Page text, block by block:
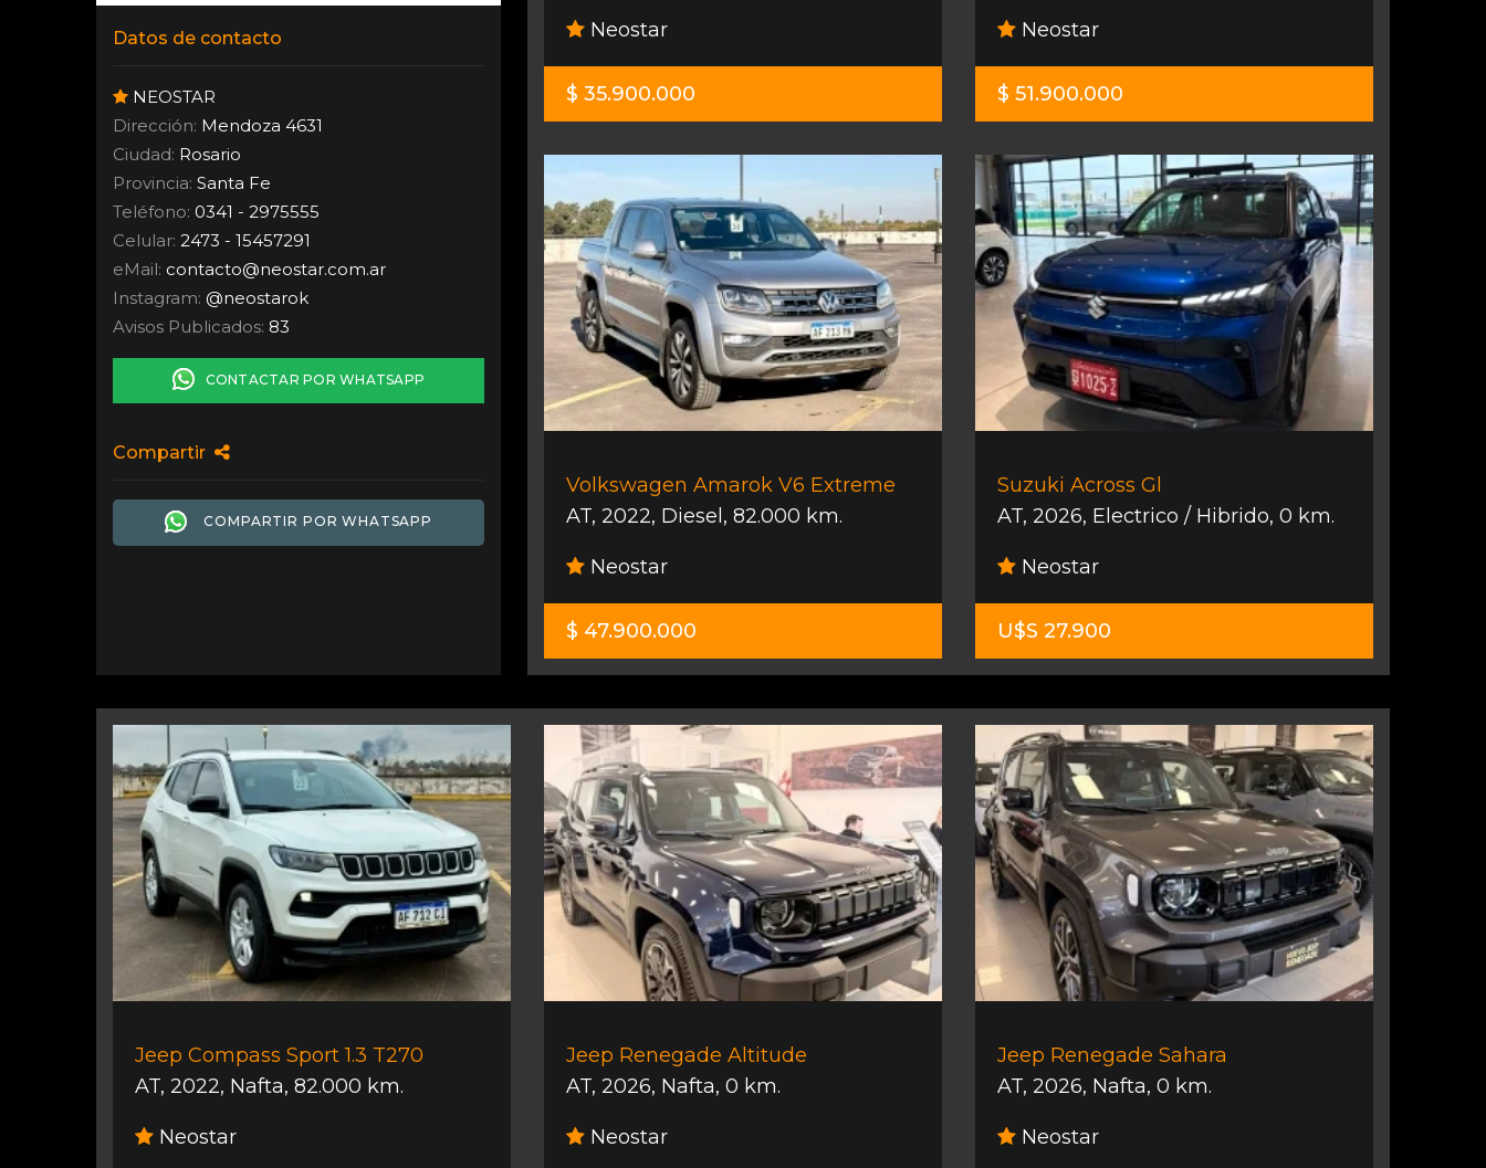
Datos de contacto
NEOSTAR
Dirección: Mendoza 4631
Ciudad: Rosario
Provincia: Santa Fe
Teléfono: 0341 - 2975555
Celular: 2473 - 15457291
eMail: contacto@neostar.com.ar
Instagram: @neostarok
Avisos Publicados: 83
CONTACTAR POR WHATSAPP
Compartir
COMPARTIR POR WHATSAPP
Neostar
$ 35.900.000
Neostar
$ 51.900.000
Volkswagen Amarok V6 Extreme
AT, 2022, Diesel , 82.000 km.
Neostar
$ 47.900.000
Suzuki Across Gl
AT, 2026, Electrico / Hibrido, 0 km.
Neostar
U$S 27.900
Jeep Compass Sport 1.3 T270
AT, 2022, Nafta, 82.000 km.
Neostar
Jeep Renegade Altitude
AT, 2026, Nafta, 0 km.
Neostar
Jeep Renegade Sahara
AT, 2026, Nafta, 0 km.
Neostar